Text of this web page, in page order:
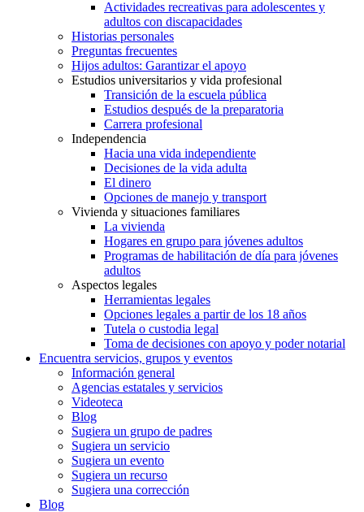
Actividades recreativas para adolescentes y
adultos con discapacidades
Historias personales
Preguntas frecuentes
Hijos adultos: Garantizar el apoyo
Estudios universitarios y vida profesional
Transición de la escuela pública
Estudios después de la preparatoria
Carrera profesional
Independencia
Hacia una vida independiente
Decisiones de la vida adulta
El dinero
Opciones de manejo y transport
Vivienda y situaciones familiares
La vivienda
Hogares en grupo para jóvenes adultos
Programas de habilitación de día para jóvenes
adultos
Aspectos legales
Herramientas legales
Opciones legales a partir de los 18 años
Tutela o custodia legal
Toma de decisiones con apoyo y poder notarial
Encuentra servicios, grupos y eventos
Información general
Agencias estatales y servicios
Videoteca
Blog
Sugiera un grupo de padres
Sugiera un servicio
Sugiera un evento
Sugiera un recurso
Sugiera una corrección
Blog